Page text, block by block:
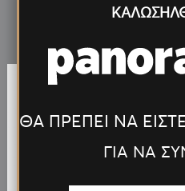
Νέα
ΘΑ ΠΡΕΠΕΙ ΝΑ
ΓΙΑ ΝΑ